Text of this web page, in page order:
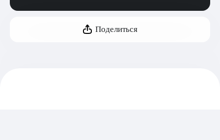
Поделиться